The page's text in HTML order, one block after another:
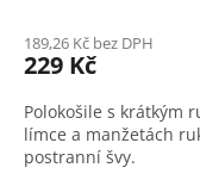
189,26 Kč bez DPH
229 Kč
Polokošile s krátkým
límce a manžetách
postranní švy.